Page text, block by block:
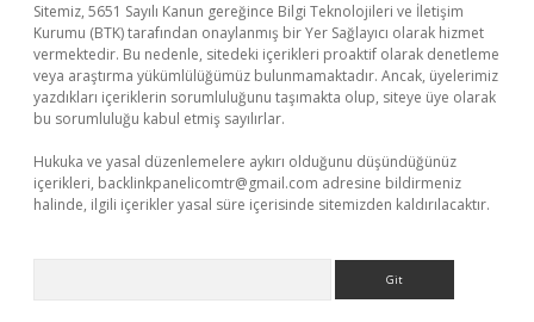
Sitemiz, 5651 Sayılı Kanun gereğince Bilgi Teknolojileri ve İletişim
Kurumu (BTK) tarafından onaylanmış bir Yer Sağlayıcı olarak hizmet
vermektedir. Bu nedenle, sitedeki içerikleri proaktif olarak denetleme
veya araştırma yükümlülüğümüz bulunmamaktadır. Ancak, üyelerimiz
yazdıkları içeriklerin sorumluluğunu taşımakta olup, siteye üye olarak
bu sorumluluğu kabul etmiş sayılırlar.
Hukuka ve yasal düzenlemelere aykırı olduğunu düşündüğünüz
içerikleri, backlinkpanelicomtr@gmail.com adresine bildirmeniz
halinde, ilgili içerikler yasal süre içerisinde sitemizden kaldırılacaktır.